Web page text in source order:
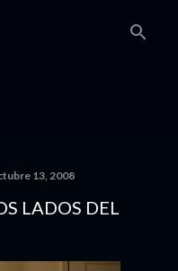
13, 2008
LADOS DEL